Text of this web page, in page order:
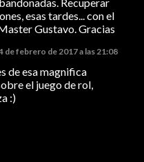
Recuperar
esas tardes... con el
Gustavo. Gracias
de febrero de 2017 a las 21:08
de esa magnifica
el juego de rol,
:)